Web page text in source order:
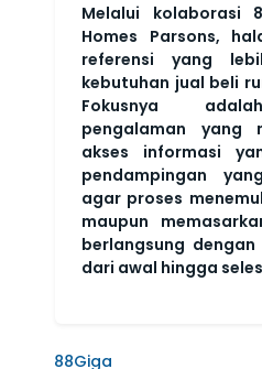
Melalui kolaborasi
Homes Parsons,
referensi yang
kebutuhan jual beli
Fokusnya
pengalaman yang
akses informasi
pendampingan
agar proses
maupun
berlangsung
dari awal hingga
88Giga